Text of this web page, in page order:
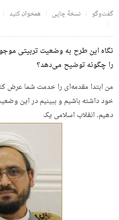
گفت‌وگو نسخهٔ چاپی همخوان کنید
نگاه این طرح به وضعیت تربیتی
را چگونه توضیح می‌دهد؟
من ابتدا مقدمه‌ای را خدمت شما عرض
خود داشته باشیم و ببینیم در این
دهیم. انقلاب اسلامی یک